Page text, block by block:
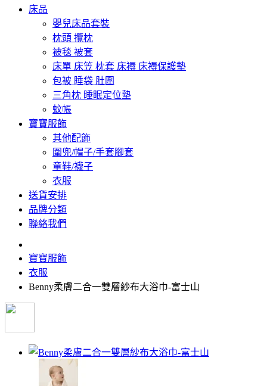
床品
嬰兒床品套裝
枕頭 攬枕
被毯 被套
床單 床笠 枕套 床褥 床褥保護墊
包被 睡袋 肚圍
三角枕 睡眠定位墊
蚊帳
寶寶服飾
其他配飾
圍兜/帽子/手套腳套
童鞋/襪子
衣服
送貨安排
品牌分類
聯絡我們
寶寶服飾
衣服
Benny柔膚二合一雙層紗布大浴巾-富士山